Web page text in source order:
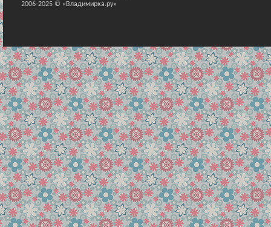
2006-2025 © «Владимирка.ру»